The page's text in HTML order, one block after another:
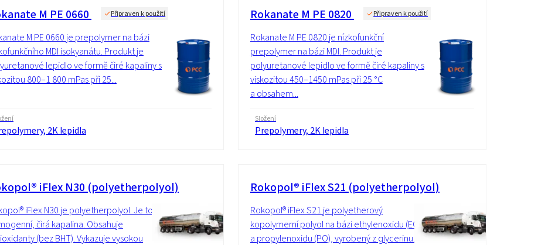
M PE 0660 Připraven k použití
M PE 0660 je prepolymer na bázi
MDI isokyanátu. Produkt je
lepidlo ve formě čiré kapaliny s
800–1 800 mPas při 25...
2K lepidla
Rokanate M PE 0820 Připraven k použití
Rokanate M PE 0820 je nízkofunkční
prepolymer na bázi MDI. Produkt je
polyuretanové lepidlo ve formě čiré kapaliny s
viskozitou 450–1450 mPas při 25 °C
a obsahem...
Složení
Prepolymery, 2K lepidla
iFlex N30 (polyetherpolyol)
iFlex N30 je polyetherpolyol. Je to
čirá kapalina. Obsahuje
(bez BHT). Vykazuje vysokou
Rokopol® iFlex S21 (polyetherpolyol)
Rokopol® iFlex S21 je polyetherový
kopolymerní polyol na bázi ethylenoxidu (EO)
a propylenoxidu (PO), vyrobený z glycerinu.